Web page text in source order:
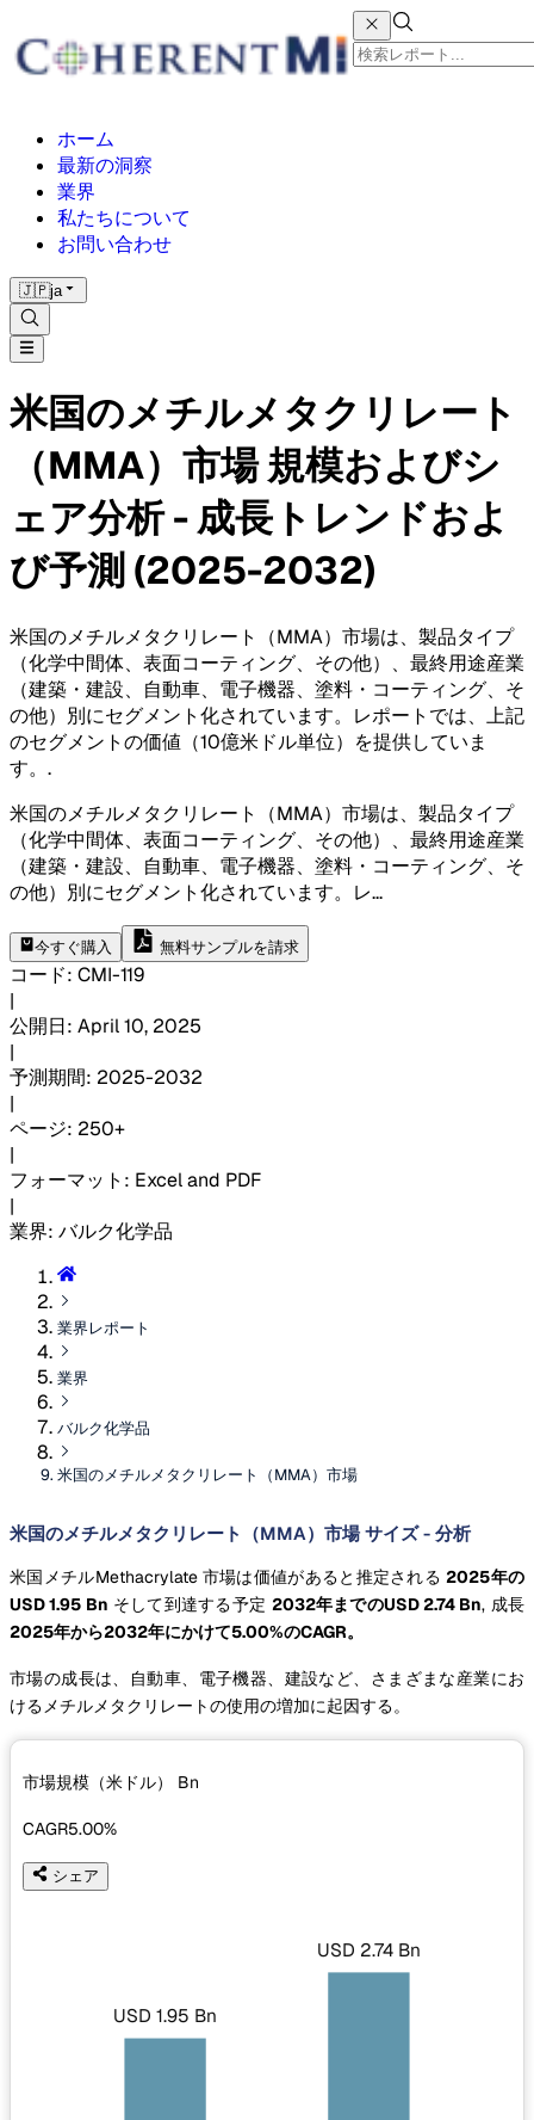
ホーム
最新の洞察
業界
私たちについて
お問い合わせ
🇯🇵ja
米国のメチルメタクリレート
（MMA）市場 規模およびシ
ェア分析 - 成長トレンドおよ
び予測 (2025-2032)
米国のメチルメタクリレート（MMA）市場は、製品タイプ
（化学中間体、表面コーティング、その他）、最終用途産業
（建築・建設、自動車、電子機器、塗料・コーティング、そ
の他）別にセグメント化されています。レポートでは、上記
のセグメントの価値（10億米ドル単位）を提供していま
す。 .
米国のメチルメタクリレート（MMA）市場は、製品タイプ
（化学中間体、表面コーティング、その他）、最終用途産業
（建築・建設、自動車、電子機器、塗料・コーティング、そ
の他）別にセグメント化されています。レ...
今すぐ購入 無料サンプルを請求
コード: CMI-119
|
公開日: April 10, 2025
|
予測期間: 2025-2032
|
ページ: 250+
|
フォーマット : Excel and PDF
|
業界: バルク化学品
業界レポート
業界
バルク化学品
米国のメチルメタクリレート（MMA）市場
米国のメチルメタクリレート（MMA）市場 サイズ - 分析
米国メチルMethacrylate 市場は価値があると推定される2025年の
USD 1.95 Bn そして到達する予定 2032年までのUSD 2.74 Bn, 成長
2025年から2032年にかけて5.00%のCAGR。
市場の成長は、自動車、電子機器、建設など、さまざまな産業にお
けるメチルメタクリレートの使用の増加に起因する。
市場規模（米ドル） Bn
CAGR5.00%
シェア
USD 1.95 Bn
USD 2.74 Bn